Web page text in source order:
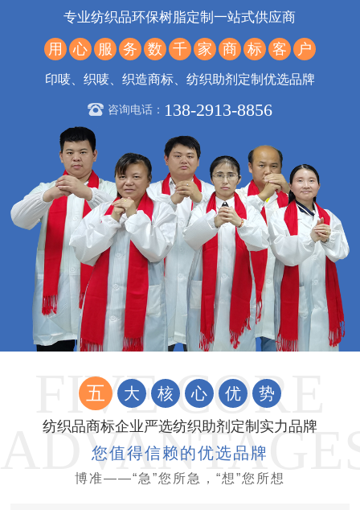
专业纺织品环保树脂定制一站式供应商
用 心 服 务 数 千 家 商 标 客 户
印唛、织唛、织造商标、纺织助剂定制优选品牌
咨询电话： 138-2913-8856
五 大 核 心 优 势
纺织品商标企业严选纺织助剂定制实力品牌
您值得信赖的优选品牌
博准——“急”您所急，“想”您所想